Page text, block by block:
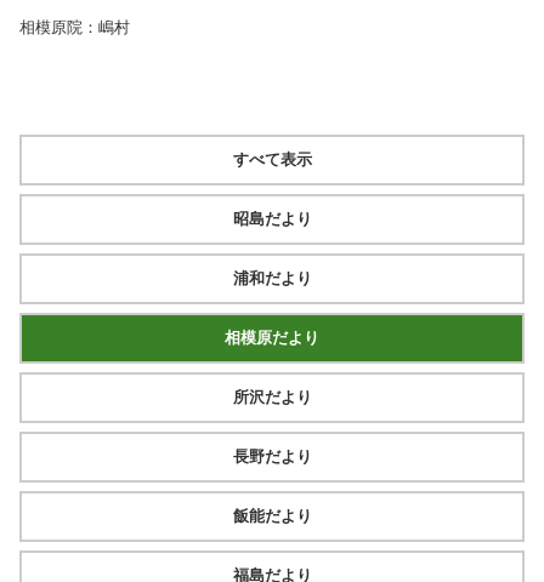
相模原院：嶋村
すべて表示
昭島だより
浦和だより
相模原だより
所沢だより
長野だより
飯能だより
福島だより